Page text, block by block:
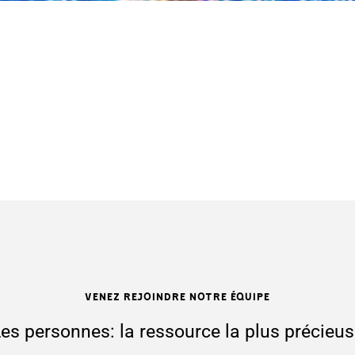
Venez rejoindre notre équipe
personnes: la ressource la plus